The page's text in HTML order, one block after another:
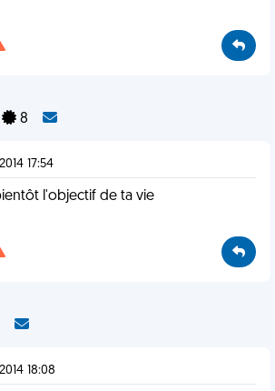
8
17:54
l'objectif de ta vie
18:08